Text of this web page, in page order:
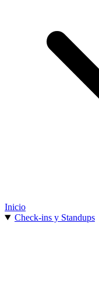
Inicio
Check-ins y Standups